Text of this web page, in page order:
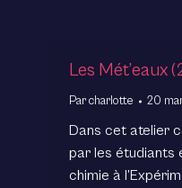
Les Mét’eaux
Par charlotte 20
Dans cet atelier
par les étudiants
chimie à